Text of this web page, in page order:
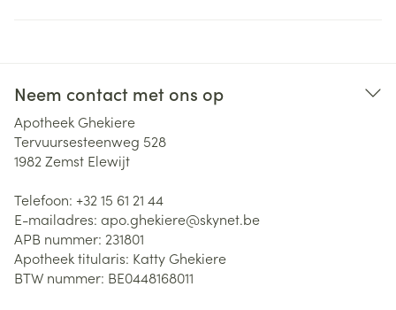
Neem contact met ons op
Apotheek Ghekiere
Tervuursesteenweg 528
1982 Zemst Elewijt
Telefoon: +32 15 61 21 44
E-mailadres: apo.ghekiere@skynet.be
APB nummer: 231801
Apotheek titularis: Katty Ghekiere
BTW nummer: BE0448168011